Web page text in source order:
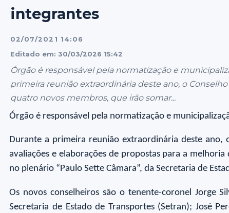
integrantes
02/07/2021 14:06
Editado em: 30/03/2026 15:42
Órgão é responsável pela normatização e
primeira reunião extraordinária deste ano, o
quatro novos membros, que irão somar...
Órgão é responsável pela normatização e
Durante a primeira reunião extraordinária deste ano,
avaliações e elaborações de propostas para a
no plenário “Paulo Sette Câmara”, da Secretaria de
Os novos conselheiros são o tenente-coronel Jorge
Secretaria de Estado de Transportes (Setran); José